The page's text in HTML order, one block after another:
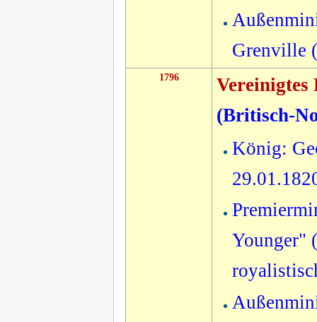
Grenville
1796
(Britisch-
König:
Younger"